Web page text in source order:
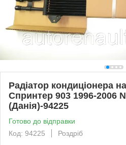
Радіатор кондиціонера
Спринтер 903 1996-2006
(Данія)-94225
Готово до відправки
Код: 94225
Роздріб